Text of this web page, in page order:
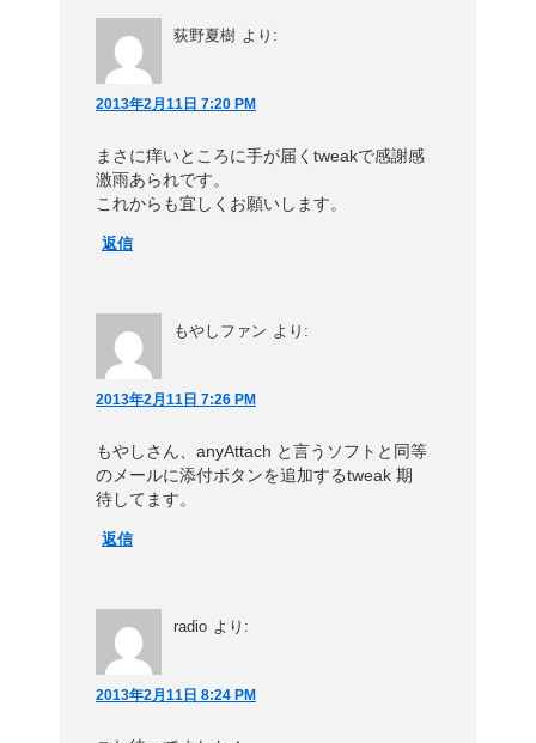
荻野夏樹 より:
2013年2月11日 7:20 PM
まさに痒いところに手が届くtweakで感謝感
激雨あられです。
これからも宜しくお願いします。
返信
もやしファン より:
2013年2月11日 7:26 PM
もやしさん、anyAttach と言うソフトと同等
のメールに添付ボタンを追加するtweak 期
待してます。
返信
radio より:
2013年2月11日 8:24 PM